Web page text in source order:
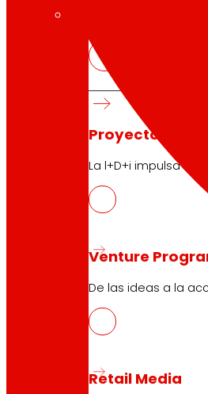
Proyectos de
La l+D+i impulsa
Venture
De las ideas a la
Retail Media